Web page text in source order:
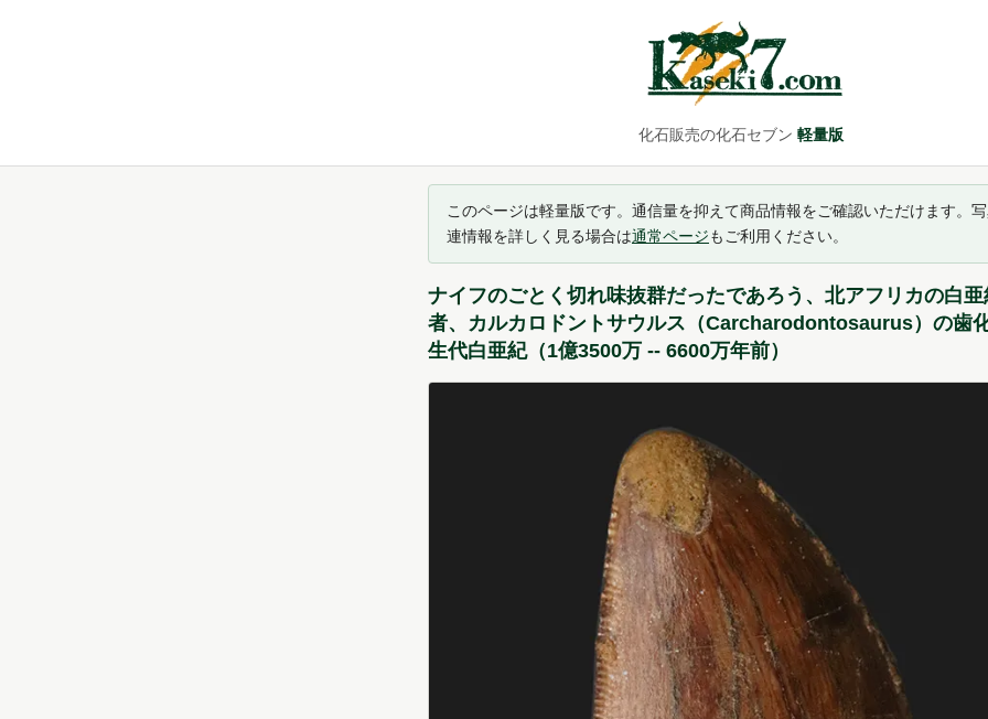
化石販売の化石セブン 軽量版
このページは軽量版です。通信量を抑えて商品情報をご確認いただけます。
連情報を詳しく見る場合は通常ページもご利用ください。
ナイフのごとく切れ味抜群だったであろう、北アフリカの白
者、カルカロドントサウルス（Carcharodontosaurus）の歯
生代白亜紀（1億3500万 -- 6600万年前）